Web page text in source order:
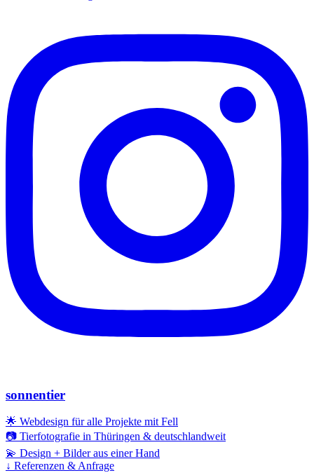
sonnentier
🌟 Webdesign für alle Projekte mit Fell
📷 Tierfotografie in Thüringen & deutschlandweit
💫 Design + Bilder aus einer Hand
↓ Referenzen & Anfrage